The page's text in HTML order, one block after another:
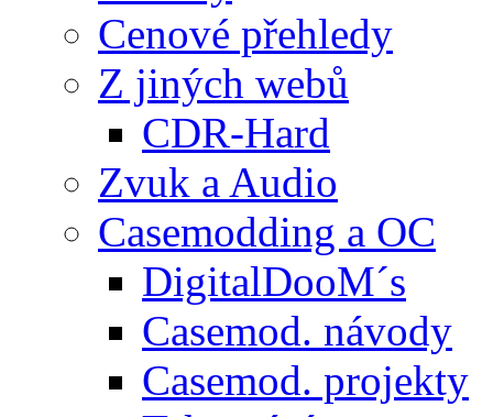
Cenové přehledy
Z jiných webů
CDR-Hard
Zvuk a Audio
Casemodding a OC
DigitalDooM´s
Casemod. návody
Casemod. projekty